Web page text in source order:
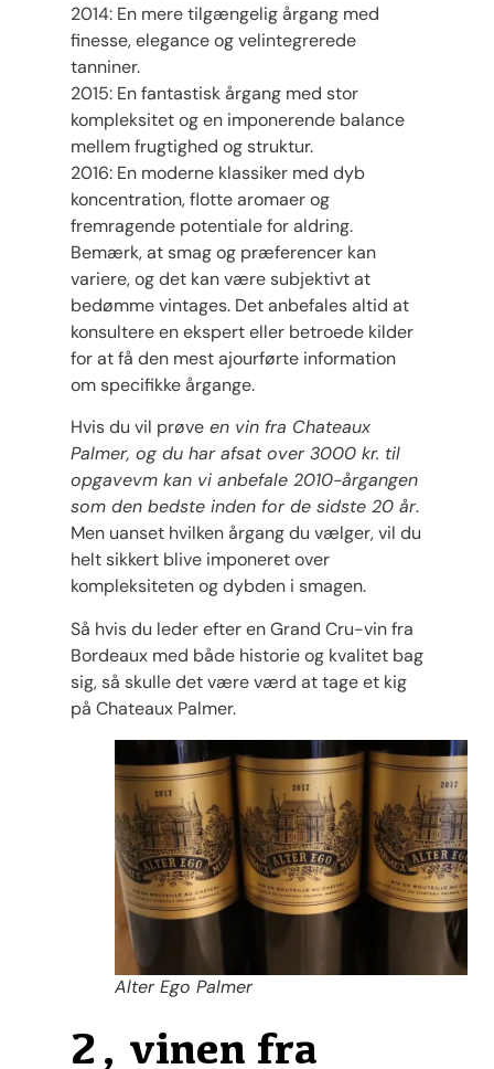
2014: En mere tilgængelig årgang med
finesse, elegance og velintegrerede
tanniner.
2015: En fantastisk årgang med stor
kompleksitet og en imponerende balance
mellem frugtighed og struktur.
2016: En moderne klassiker med dyb
koncentration, flotte aromaer og
fremragende potentiale for aldring.
Bemærk, at smag og præferencer kan
variere, og det kan være subjektivt at
bedømme vintages. Det anbefales altid at
konsultere en ekspert eller betroede kilder
for at få den mest ajourførte information
om specifikke årgange.
Hvis du vil prøve en vin fra Chateaux
Palmer, og du har afsat over 3000 kr. til
opgavevm kan vi anbefale 2010-årgangen
som den bedste inden for de sidste 20 år.
Men uanset hvilken årgang du vælger, vil du
helt sikkert blive imponeret over
kompleksiteten og dybden i smagen.
Så hvis du leder efter en Grand Cru-vin fra
Bordeaux med både historie og kvalitet bag
sig, så skulle det være værd at tage et kig
på Chateaux Palmer.
Alter Ego Palmer
2, vinen fra